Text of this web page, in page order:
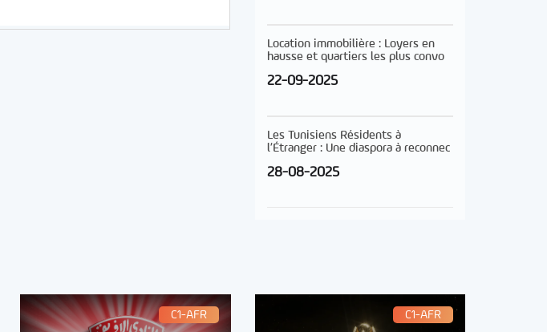
Location immobilière : Loyers en
hausse et quartiers les plus convo
22-09-2025
Les Tunisiens Résidents à
l’Étranger : Une diaspora à reconnec
28-08-2025
C1-AFR C1-AFR